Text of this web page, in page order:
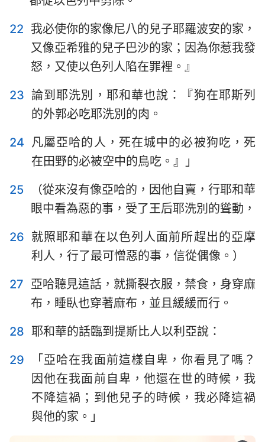
22 我必使你的家像尼八的兒子耶羅波安的家，
又像亞希雅的兒子巴沙的家；因為你惹我發
怒，又使以色列人陷在罪裡。』
23 論到耶洗別，耶和華也說：『狗在耶斯列
的外郭必吃耶洗別的肉。
24 凡屬亞哈的人，死在城中的必被狗吃，死
在田野的必被空中的鳥吃。』」
25
（從來沒有像亞哈的，因他自賣，行耶和華
眼中看為惡的事，受了王后耶洗別的聳動，
26 就照耶和華在以色列人面前所趕出的亞摩
利人，行了最可憎惡的事，信從偶像。）
27 亞哈聽見這話，就撕裂衣服，禁食，身穿麻
布，睡臥也穿著麻布，並且緩緩而行。
28 耶和華的話臨到提斯比人以利亞說：
29
「亞哈在我面前這樣自卑，你看見了嗎？
因他在我面前自卑，他還在世的時候，我
不降這禍；到他兒子的時候，我必降這禍
與他的家。」